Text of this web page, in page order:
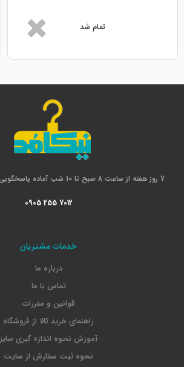
تمام شد
7 روز هفته از ساعت 8 صبح تا 10 شب آماده پاسخگویی به شما عزیزان هستیم
0905 255 7012
خدمات مشتریان
درباره ما
تماس با ما
قوانین و مقررات
راهنمای خرید کالا از فروشگاه
آموزش نحوه اندازه گیری سایز
نحوه ثبت سفارش از سایت